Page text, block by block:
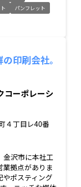
パンフレット
印刷会社。
コーポレーシ
４丁目レ40番
金沢市に本社工
拠点がありま
やポスティング